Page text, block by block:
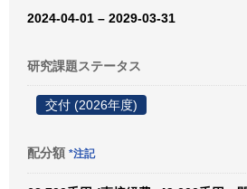
2024-04-01 – 2029-03-31
研究課題ステータス
交付 (2026年度)
配分額 *注記